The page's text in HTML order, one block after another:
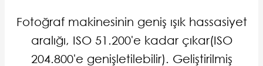
Fotoğraf makinesinin geniş ışık hassasiyet
aralığı, ISO 51.200'e kadar çıkar(ISO
204.800'e genişletilebilir). Geliştirilmiş